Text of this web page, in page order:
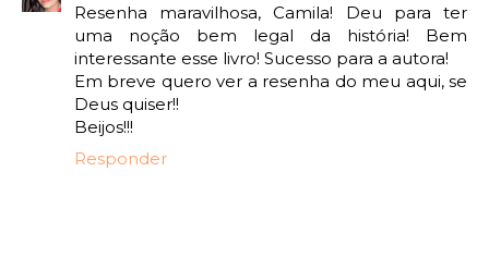
Resenha maravilhosa, Camila! Deu para ter
uma noção bem legal da história! Bem
interessante esse livro! Sucesso para a autora!
Em breve quero ver a resenha do meu aqui, se
Deus quiser!!
Beijos!!!
Responder